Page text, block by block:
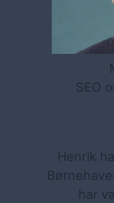
SEO
Henrik
har